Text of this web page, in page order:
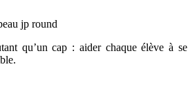
qu’un cap : aider chaque élève à se